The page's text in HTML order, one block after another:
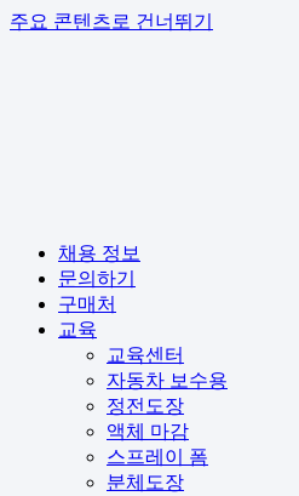
주요 콘텐츠로 건너뛰기
채용 정보
문의하기
구매처
교육
교육센터
자동차 보수용
정전도장
액체 마감
스프레이 폼
분체도장